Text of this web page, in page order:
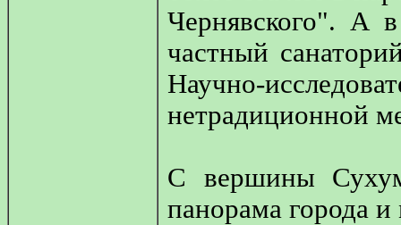
Чернявского". А
частный
Научно-
нетрадиционной
С вершины
панорама города и